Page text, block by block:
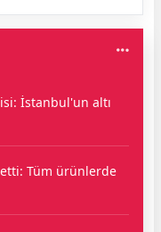
İstanbul'un altı
Tüm ürünlerde